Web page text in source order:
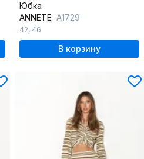
Юбка
ANNETE A1729
42, 46
В корзину